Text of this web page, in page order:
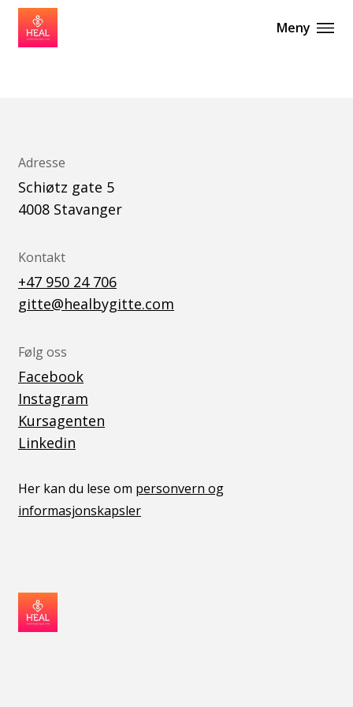
Meny
Adresse
Schiøtz gate 5
4008 Stavanger
Kontakt
+47 950 24 706
gitte@healbygitte.com
Følg oss
Facebook
Instagram
Kursagenten
Linkedin
Her kan du lese om personvern og
informasjonskapsler